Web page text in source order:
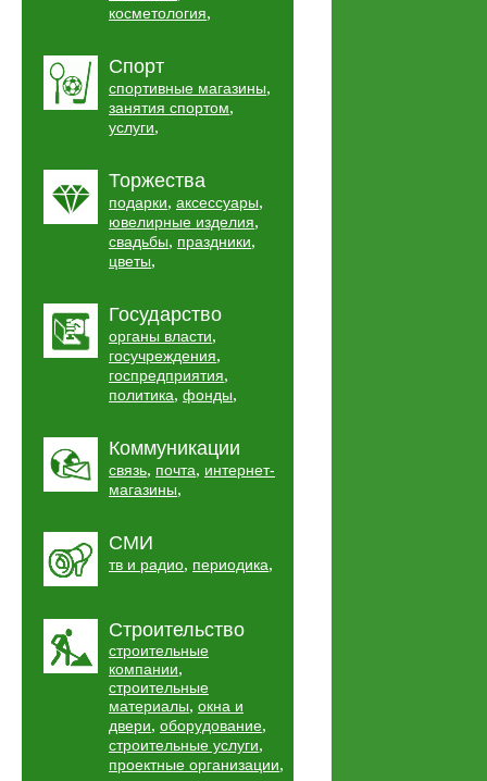
косметология,
Спорт
спортивные магазины,
занятия спортом,
услуги,
Торжества
подарки, аксессуары,
ювелирные изделия,
свадьбы, праздники,
цветы,
Государство
органы власти,
госучреждения,
госпредприятия,
политика, фонды,
Коммуникации
связь, почта, интернет-
магазины,
СМИ
тв и радио, периодика,
Строительство
строительные
компании,
строительные
материалы, окна и
двери, оборудование,
строительные услуги,
проектные организации,